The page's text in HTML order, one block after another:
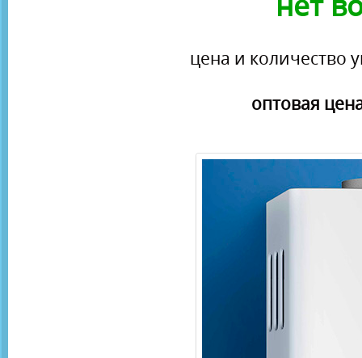
цена и количество
оптовая